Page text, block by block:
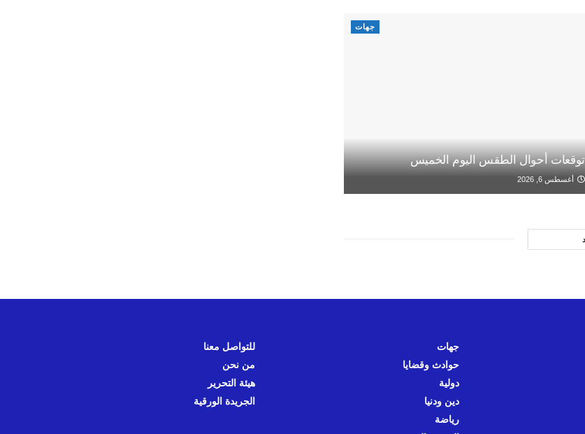
جهات
توقعات أحوال الطقس اليوم الخميس
أغسطس 6, 2026
جهات
حوادث وقضايا
دولية
دين ودنيا
رياضة
للتواصل معنا
من نحن
هيئة التحرير
الجريدة الورقية